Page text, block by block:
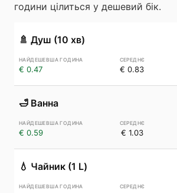
години цілиться у дешевий бік.
🚿 Душ (10 хв)
€ 0.47 € 0.83
🛁 Ванна
€ 0.59 € 1.03
💧 Чайник (1 L)